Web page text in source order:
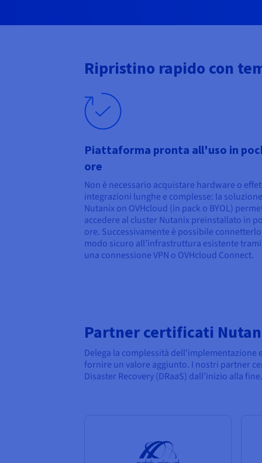
Ripristino rapido con
Piattaforma pronta all'uso in
ore
Non è necessario acquistare hardware o
integrazioni lunghe e complesse: la soluzione
Nutanix on OVHcloud (in pack o BYOL)
accedere al cluster Nutanix preinstallato in
ore. Successivamente è possibile
modo sicuro all’infrastruttura esistente
una connessione VPN o OVHcloud Connect.
Partner certificati
Delega la complessità dell'implementazione
fornire un valore aggiunto. I nostri partner
Disaster Recovery (DRaaS) dall’inizio alla fine.